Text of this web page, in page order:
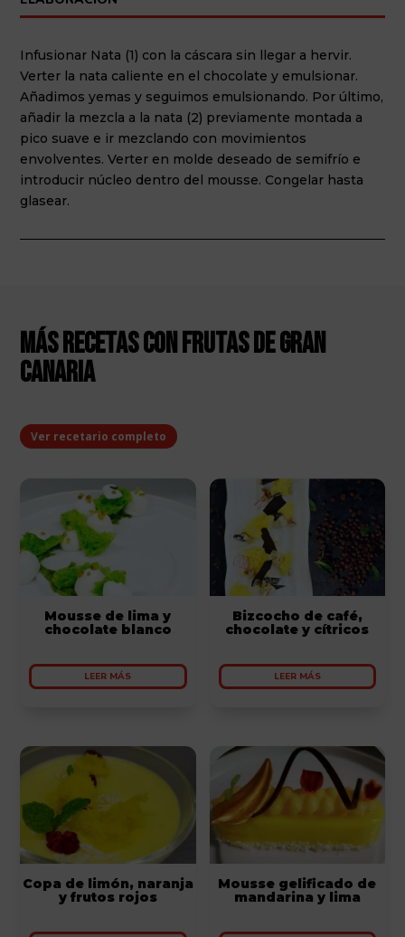
Infusionar Nata (1) con la cáscara sin llegar a hervir.
Verter la nata caliente en el chocolate y emulsionar.
Añadimos yemas y seguimos emulsionando. Por último,
añadir la mezcla a la nata (2) previamente montada a
pico suave e ir mezclando con movimientos
envolventes. Verter en molde deseado de semifrío e
introducir núcleo dentro del mousse. Congelar hasta
glasear.
Más recetas con frutas de Gran
Canaria
Ver recetario completo
Mousse de lima y
chocolate blanco
LEER MÁS
Copa de limón, naranja
y frutos rojos
Bizcocho de café,
chocolate y cítricos
LEER MÁS
Mousse gelificado de
mandarina y lima